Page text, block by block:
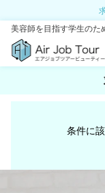
美容師を目指す学生のた
条件に